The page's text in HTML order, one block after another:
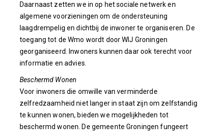
Daarnaast zetten we in op het sociale netwerk en
algemene voorzieningen om de ondersteuning
laagdrempelig en dichtbij de inwoner te organiseren. De
toegang tot de Wmo wordt door WIJ Groningen
georganiseerd. Inwoners kunnen daar ook terecht voor
informatie en advies.
Beschermd Wonen
Voor inwoners die omwille van verminderde
zelfredzaamheid niet langer in staat zijn om zelfstandig
te kunnen wonen, bieden we mogelijkheden tot
beschermd wonen. De gemeente Groningen fungeert